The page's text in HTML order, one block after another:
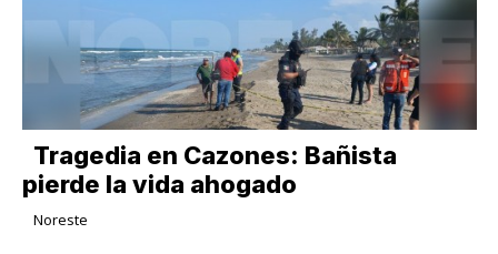
Tragedia en Cazones: Bañista
pierde la vida ahogado
Noreste